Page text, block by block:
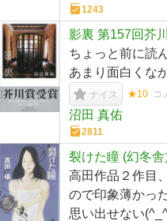
1243
影裏 第157回芥
ちょっと前に読
あまり面白くな
ナイス ★10 コ
沼田 真佑
2811
裂けた瞳 (幻冬
高田作品２作目
ので印象薄かっ
思い出せない